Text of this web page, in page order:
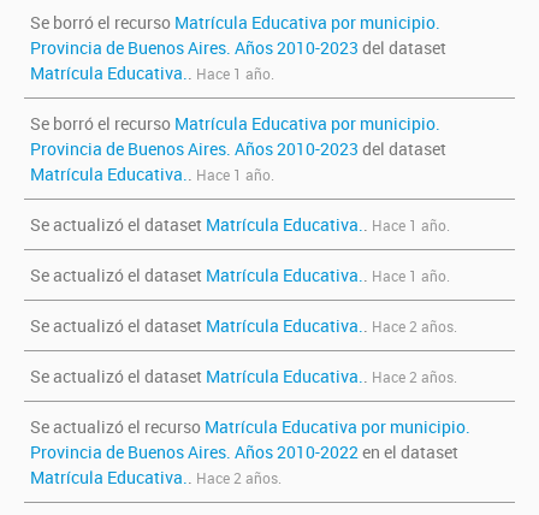
Se borró el recurso Matrícula Educativa por municipio.
Provincia de Buenos Aires. Años 2010-2023 del dataset
Matrícula Educativa.. Hace 1 año.
Se borró el recurso Matrícula Educativa por municipio.
Provincia de Buenos Aires. Años 2010-2023 del dataset
Matrícula Educativa.. Hace 1 año.
Se actualizó el dataset Matrícula Educativa.. Hace 1 año.
Se actualizó el dataset Matrícula Educativa.. Hace 1 año.
Se actualizó el dataset Matrícula Educativa.. Hace 2 años.
Se actualizó el dataset Matrícula Educativa.. Hace 2 años.
Se actualizó el recurso Matrícula Educativa por municipio.
Provincia de Buenos Aires. Años 2010-2022en el dataset
Matrícula Educativa.. Hace 2 años.